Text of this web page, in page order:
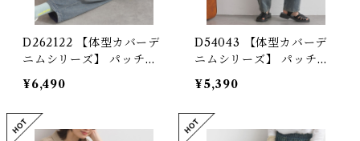
D262122 【体型カバーデ
ニムシリーズ】 パッチワ
ークスマイルデニム / Pat
chwork Smile Denim P
ants 【re-stock】
¥6,490
D54043 【体型カバーデ
ニムシリーズ】 パッチワ
ークデニムパンツ / Patch
work Denim Pants 【re
-stock】
¥5,390